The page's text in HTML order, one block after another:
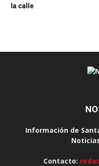
la calle
Información de
Contacto: